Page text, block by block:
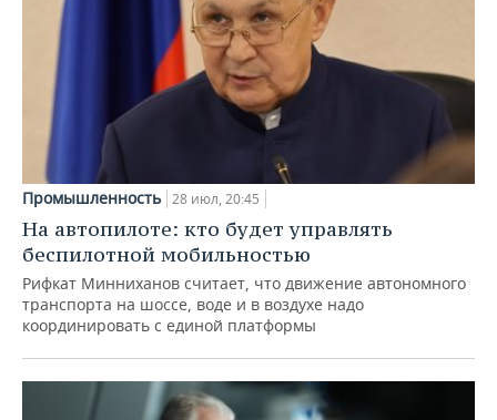
Промышленность 28 июл, 20:45
На автопилоте: кто будет управлять
беспилотной мобильностью
Рифкат Минниханов считает, что движение автономного
транспорта на шоссе, воде и в воздухе надо
координировать с единой платформы